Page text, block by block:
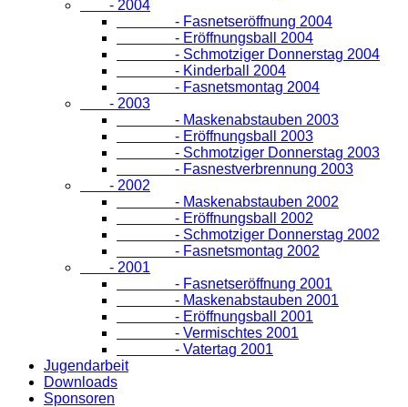
- 2004
- Fasnetseröffnung 2004
- Eröffnungsball 2004
- Schmotziger Donnerstag 2004
- Kinderball 2004
- Fasnetsmontag 2004
- 2003
- Maskenabstauben 2003
- Eröffnungsball 2003
- Schmotziger Donnerstag 2003
- Fasnestverbrennung 2003
- 2002
- Maskenabstauben 2002
- Eröffnungsball 2002
- Schmotziger Donnerstag 2002
- Fasnetsmontag 2002
- 2001
- Fasnetseröffnung 2001
- Maskenabstauben 2001
- Eröffnungsball 2001
- Vermischtes 2001
- Vatertag 2001
Jugendarbeit
Downloads
Sponsoren